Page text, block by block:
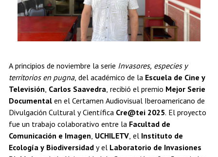
A principios de noviembre la serie Invasores, especies y
territorios en pugna, del académico de la Escuela de Cine y
Televisión, Carlos Saavedra, recibió el premio Mejor Serie
Documentalen el Certamen Audiovisual Iberoamericano de
Divulgación Cultural y Científica Cre@tei 2025. El proyecto
fue un trabajo colaborativo entre la Facultad de
Comunicación e Imagen, UCHILETV, el Instituto de
Ecología y Biodiversidady el Laboratorio de Invasiones